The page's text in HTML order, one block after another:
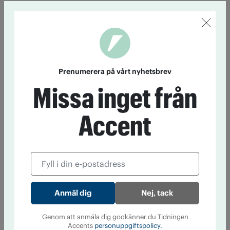
Prenumerera på vårt nyhetsbrev
Missa inget från
Accent
Nej, tack
Genom att anmäla dig godkänner du Tidningen
Accents personuppgiftspolicy.